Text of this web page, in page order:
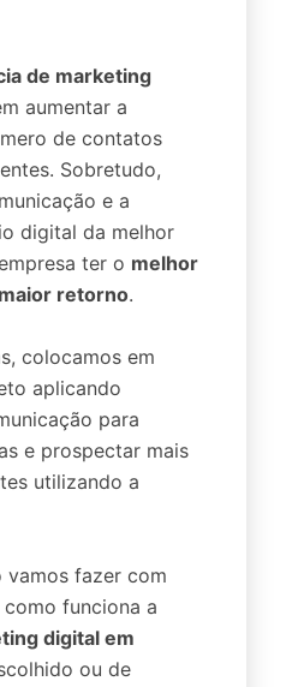
de marketing
aumentar a
de contatos
Sobretudo,
e a
digital da melhor
ter o melhor
retorno.
colocamos em
aplicando
para
e prospectar mais
utilizando a
vamos fazer com
funciona a
digital em
ou de